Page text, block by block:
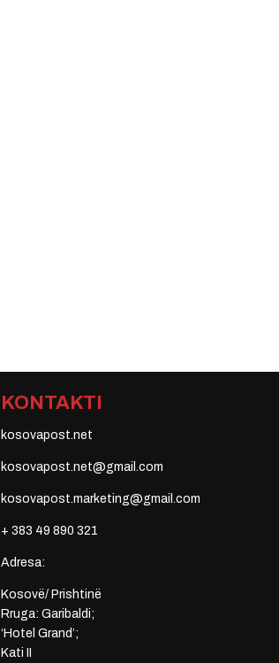
KONTAKTI
kosovapost.net
kosovapost.net@gmail.com
kosovapost.marketing@gmail.com
+ 383 49 890 321
Adresa:
Kosovë/ Prishtinë
Rruga: Garibaldi;
‘Hotel Grand’;
Kati II